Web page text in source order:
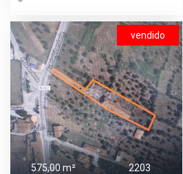
vendido
575,00 m² 2203